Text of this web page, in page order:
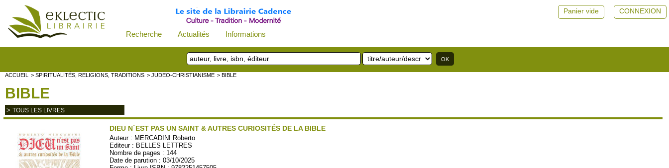
Recherche Actualités Informations
CONNEXION
Panier vide
ACCUEIL > SPIRITUALITÉS, RELIGIONS, TRADITIONS > JUDEO-CHRISTIANISME > BIBLE
BIBLE
> TOUS LES LIVRES
DIEU N´EST PAS UN SAINT & AUTRES CURIOSITÉS DE LA BIBLE
Auteur : MERCADINI Roberto
Editeur : BELLES LETTRES
Nombre de pages : 144
Date de parution : 03/10/2025